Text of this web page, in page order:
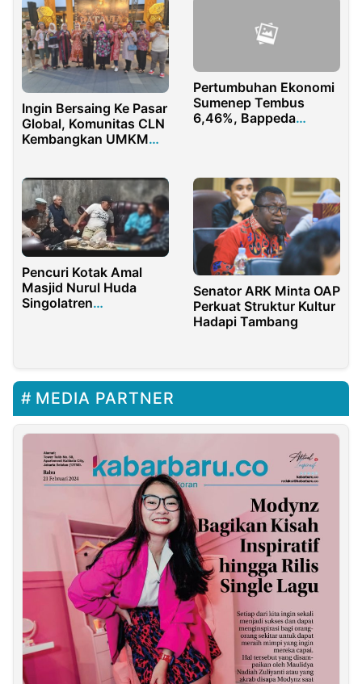
Ingin Bersaing Ke Pasar
Global, Komunitas CLN
Kembangkan UMKM
Pertumbuhan Ekonomi
Sumenep Tembus
6,46%, Bappeda
Pencuri Kotak Amal
Masjid Nurul Huda
Singolatren
Senator ARK Minta OAP
Perkuat Struktur Kultur
Hadapi Tambang
MEDIA PARTNER